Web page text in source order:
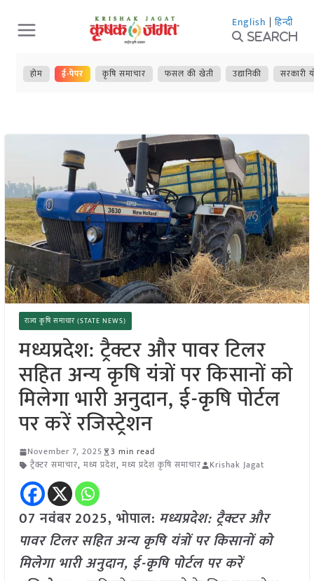
Skip
to
content
English | हिन्दी
Search
होम ई-पेपर कृषि समाचार फसल की खेती उद्यानिकी सरकारी
राज्य कृषि समाचार (STATE NEWS)
मध्यप्रदेश: ट्रैक्टर और पावर टिलर
सहित अन्य कृषि यंत्रों पर किसानों को
मिलेगा भारी अनुदान, ई-कृषि पोर्टल
पर करें रजिस्ट्रेशन
November 7, 2025
3 min read
ट्रैक्टर समाचार, मध्य प्रदेश, मध्य प्रदेश कृषि समाचार Krishak Jagat
07 नवंबर2025, भोपाल: मध्यप्रदेश: ट्रैक्टर और
पावर टिलर सहित अन्य कृषि यंत्रों पर किसानों को
मिलेगा भारी अनुदान, ई-कृषि पोर्टल पर करें